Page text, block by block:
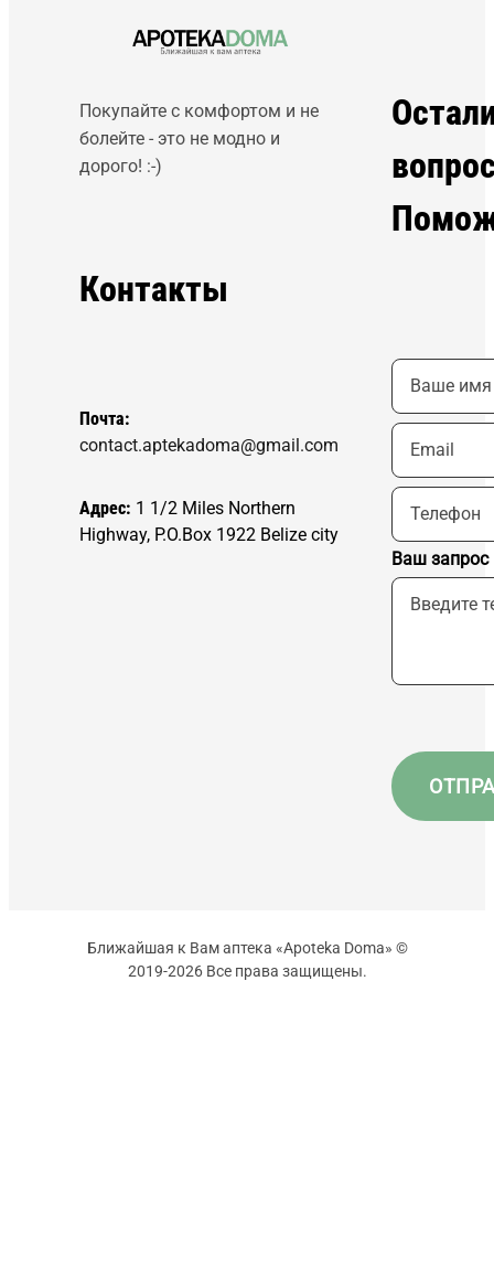
Покупайте с комфортом и не
болейте - это не модно и
дорого! :-)
Контакты
Почта:
contact.aptekadoma@gmail.com
Адрес: 1 1/2 Miles Northern
Highway, P.O.Box 1922 Belize city
Ваш запрос
Ближайшая к Вам аптека «Apoteka Doma» ©
2019-2026 Все права защищены.